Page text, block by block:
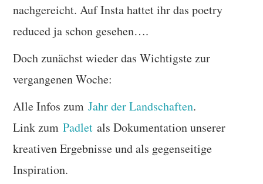
nachgereicht. Auf Insta hattet ihr das poetry
reduced ja schon gesehen….
Doch zunächst wieder das Wichtigste zur
vergangenen Woche:
Alle Infos zumJahr der Landschaften.
Link zumPadlet als Dokumentation unserer
kreativen Ergebnisse und als gegenseitige
Inspiration.